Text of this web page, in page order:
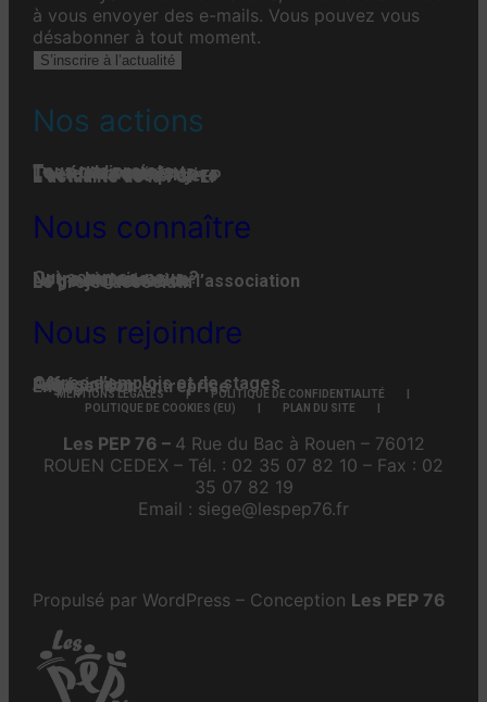
à vous envoyer des e-mails. Vous pouvez vous
désabonner à tout moment.
S’inscrire à l’actualité
Nos actions
Tous nos projets
Les établissements
Toute l’actualité
L'actualité associative
L’actualité des projets
L’actualité de la FGPEP
Nous connaître
Qui-sommes-nous ?
Notre histoire
Notre organisation
La gouvernance de l’association
Le projet associatif
Nous rejoindre
Offres d’emplois et de stages
Adhésion
Faire un don
Engager son entreprise
MENTIONS LÉGALES
POLITIQUE DE CONFIDENTIALITÉ
POLITIQUE DE COOKIES (EU)
PLAN DU SITE
Les PEP 76 – 4 Rue du Bac à Rouen – 76012
ROUEN CEDEX – Tél. : 02 35 07 82 10 – Fax : 02
35 07 82 19
Email : siege@lespep76.fr
Propulsé par WordPress – Conception Les PEP 76